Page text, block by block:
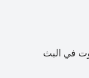
في البث